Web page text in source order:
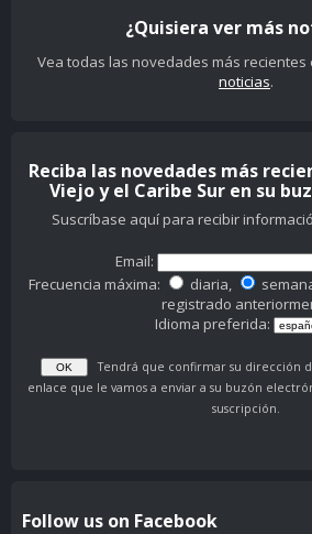
¿Quisiera ver más
Vea todas las novedades más recientes
noticias.
Reciba las novedades más
Viejo y el Caribe Sur en su
Suscríbase aquí para recibir
Email:
Frecuencia máxima:
diaria,
registrado
Idioma preferida:
Tendrá que confirmar su dirección
enlace que le vamos a enviar a su buzón
suscripción.
Follow us on Facebook